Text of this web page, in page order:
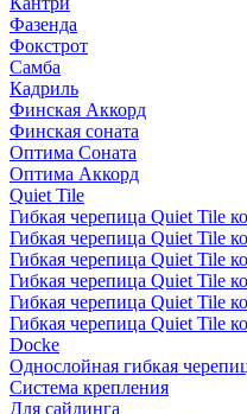
Фазенда
Фокстрот
Самба
Кадриль
Финская Аккорд
Финская соната
Оптима Соната
Оптима Аккорд
Quiet Tile
Гибкая черепица Quiet Tile
Гибкая черепица Quiet Tile
Гибкая черепица Quiet Tile
Гибкая черепица Quiet Tile
Гибкая черепица Quiet Tile
Гибкая черепица Quiet Tile
Docke
Однослойная гибкая
Система крепления
Для сайдинга